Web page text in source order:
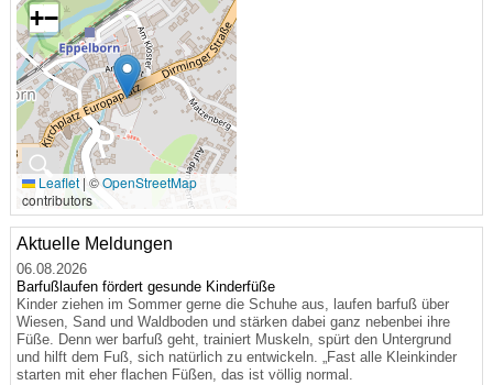
🔍
+−
Leaflet | ©OpenStreetMap
contributors
Aktuelle Meldungen
06.08.2026
Barfußlaufen fördert gesunde Kinderfüße
Kinder ziehen im Sommer gerne die Schuhe aus, laufen barfuß über
Wiesen, Sand und Waldboden und stärken dabei ganz nebenbei ihre
Füße. Denn wer barfuß geht, trainiert Muskeln, spürt den Untergrund
und hilft dem Fuß, sich natürlich zu entwickeln. „Fast alle Kleinkinder
starten mit eher flachen Füßen, das ist völlig normal.